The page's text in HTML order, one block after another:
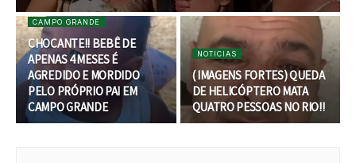
CAMPO GRANDE
CHOCANTE!! BEBÊ DE
APENAS 4 MESES É
AGREDIDO E MORDIDO
PELO PRÓPRIO PAI EM
CAMPO GRANDE
NOTICIAS
( IMAGENS FORTES) QUEDA
DE HELICÓPTERO MATA
QUATRO PESSOAS NO RIO!!